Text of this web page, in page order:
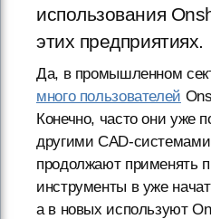
использования
этих предприятиях.
Да, в промышленном
много пользователей
Конечно, часто они уже
другими CAD-
продолжают применять
инструменты в уже
а в новых используют